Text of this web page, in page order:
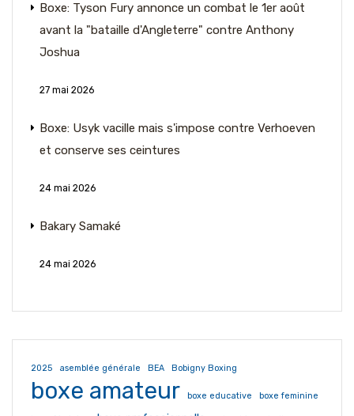
Boxe: Tyson Fury annonce un combat le 1er août
avant la "bataille d'Angleterre" contre Anthony
Joshua
27 mai 2026
Boxe: Usyk vacille mais s'impose contre Verhoeven
et conserve ses ceintures
24 mai 2026
Bakary Samaké
24 mai 2026
2025 asemblée générale BEA Bobigny Boxing
boxe amateur boxe educative boxe feminine